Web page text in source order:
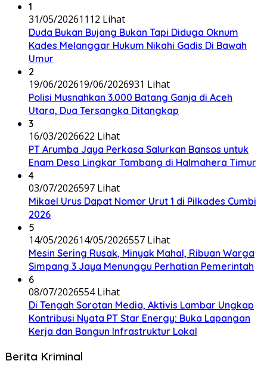
1
31/05/20261112 Lihat
Duda Bukan Bujang Bukan Tapi Diduga Oknum
Kades Melanggar Hukum Nikahi Gadis Di Bawah
Umur
2
19/06/202619/06/2026931 Lihat
Polisi Musnahkan 3.000 Batang Ganja di Aceh
Utara, Dua Tersangka Ditangkap
3
16/03/2026622 Lihat
PT Arumba Jaya Perkasa Salurkan Bansos untuk
Enam Desa Lingkar Tambang di Halmahera Timur
4
03/07/2026597 Lihat
Mikael Urus Dapat Nomor Urut 1 di Pilkades Cumbi
2026
5
14/05/202614/05/2026557 Lihat
Mesin Sering Rusak, Minyak Mahal, Ribuan Warga
Simpang 3 Jaya Menunggu Perhatian Pemerintah
6
08/07/2026554 Lihat
Di Tengah Sorotan Media, Aktivis Lambar Ungkap
Kontribusi Nyata PT Star Energy: Buka Lapangan
Kerja dan Bangun Infrastruktur Lokal
Berita Kriminal